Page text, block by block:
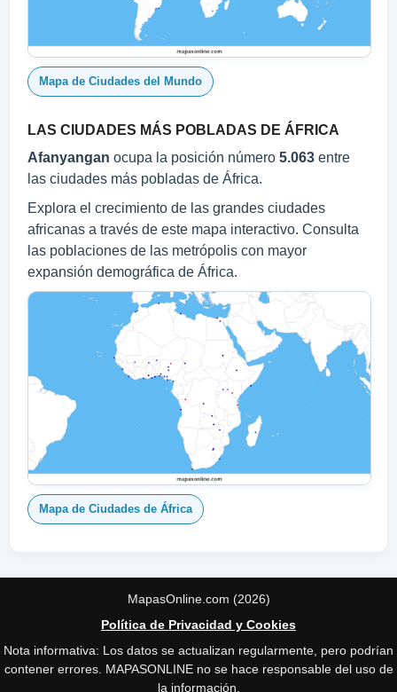
Mapa de Ciudades del Mundo
LAS CIUDADES MÁS POBLADAS DE ÁFRICA
Afanyangan ocupa la posición número 5.063 entre
las ciudades más pobladas de África.
Explora el crecimiento de las grandes ciudades
africanas a través de este mapa interactivo. Consulta
las poblaciones de las metrópolis con mayor
expansión demográfica de África.
Mapa de Ciudades de África
MapasOnline.com (2026)
Política de Privacidad y Cookies
Nota informativa: Los datos se actualizan regularmente, pero podrían
contener errores. MAPASONLINE no se hace responsable del uso de
la información.